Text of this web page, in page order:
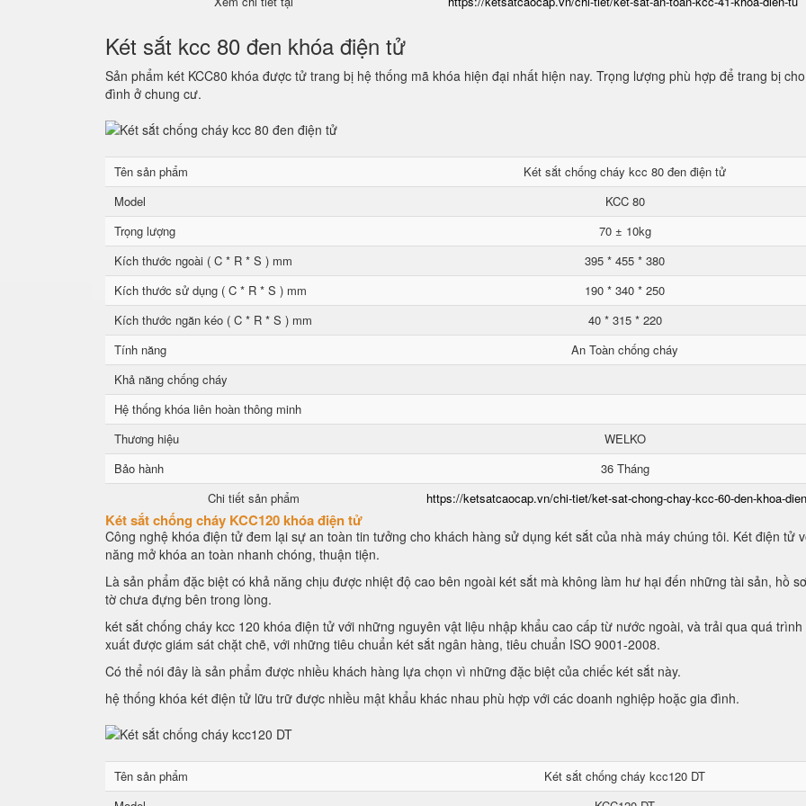
Két sắt kcc 80 đen khóa điện tử
Sản phẩm két KCC80 khóa được tử trang bị hệ thống mã khóa hiện đại nhất hiện nay. Trọng lượng phù hợp để trang bị
đình ở chung cư.
Tên sản phẩm
Két sắt chống cháy kcc 80 đen điện tử
Model
KCC 80
Trọng lượng
70 ± 10kg
Kích thước ngoài ( C * R * S ) mm
395 * 455 * 380
Kích thước sử dụng ( C * R * S ) mm
190 * 340 * 250
Kích thước ngăn kéo ( C * R * S ) mm
40 * 315 * 220
Tính năng
An Toàn chống cháy
Khả năng chống cháy
Hệ thống khóa liên hoàn thông minh
Thương hiệu
WELKO
Bảo hành
36 Tháng
Chi tiết sản phẩm
https://ketsatcaocap.vn/chi-tiet/ket-sat-chong-chay-kcc-60-den-khoa-
Két sắt chống cháy KCC120 khóa điện tử
Công nghệ khóa điện tử đem lại sự an toàn tin tưởng cho khách hàng sử dụng két sắt của nhà máy chúng tôi. Két điện tử
năng mở khóa an toàn nhanh chóng, thuận tiện.
Là sản phẩm đặc biệt có khả năng chịu được nhiệt độ cao bên ngoài két sắt mà không làm hư hại đến những tài sản, hồ
tờ chưa đựng bên trong lòng.
két sắt chống cháy kcc 120 khóa điện tử với những nguyên vật liệu nhập khẩu cao cấp từ nước ngoài, và trải qua quá trình
xuất được giám sát chặt chẽ, với những tiêu chuẩn két sắt ngân hàng, tiêu chuẩn ISO 9001-2008.
Có thể nói đây là sản phẩm được nhiều khách hàng lựa chọn vì những đặc biệt của chiếc két sắt này.
hệ thống khóa két điện tử lữu trữ được nhiều mật khẩu khác nhau phù hợp với các doanh nghiệp hoặc gia đình.
Tên sản phẩm
Két sắt chống cháy kcc120 DT